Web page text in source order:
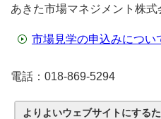
あきた市場マネジメント株
市場見学の申込みについ
電話：018-869-5294
よりよいウェブサイトにする